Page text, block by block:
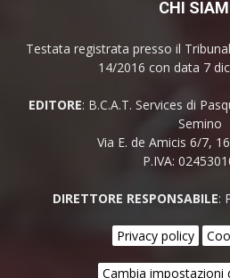
CHI
Testata registrata presso il
14/2016 con data 7
EDITORE: B.C.A.T. Services di
Semino
Via E. de Amicis 6/7,
P.IVA:
DIRETTORE RESPONSABILE:
Privacy policy
Cambia impostazioni